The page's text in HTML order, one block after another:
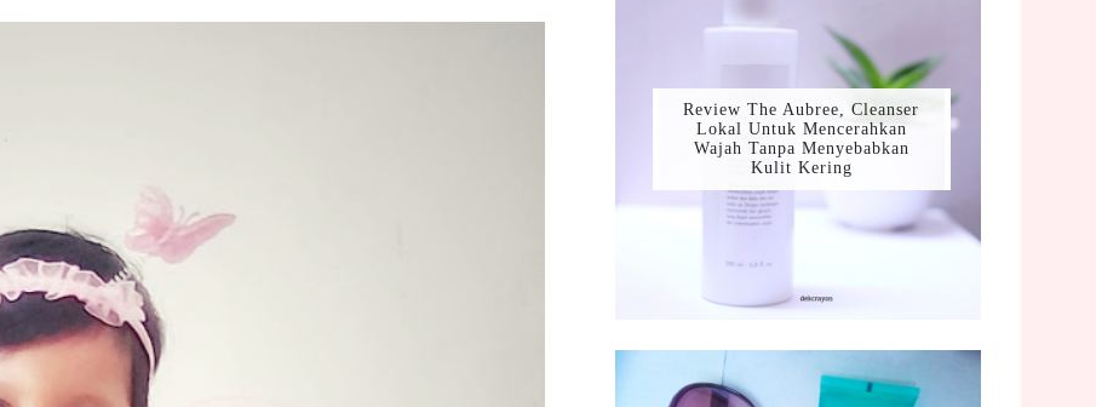
Review The Aubree, Cleanser
Lokal Untuk Mencerahkan
Wajah Tanpa Menyebabkan
Kulit Kering